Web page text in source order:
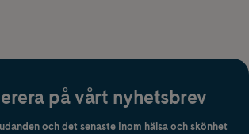
på vårt nyhetsbrev
och det senaste inom hälsa och skönhet